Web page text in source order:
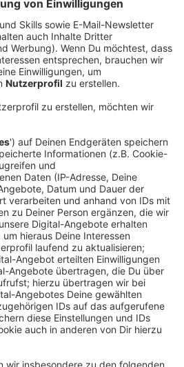
können nicht fahren. Auch
13:04
seit Jahren an der Strecke für
Jetzt läuft die nächste
kann die S6 deshalb
und Köln-Mülheim
unterwegs. Die
1 und 5 werden umgeleitet,
Die Fahrtzeit zwischen
sich um 20 Minuten.
wird auch auf der Strecke
und Wuppertal gearbeitet. Auf
und RE13 sind deshalb